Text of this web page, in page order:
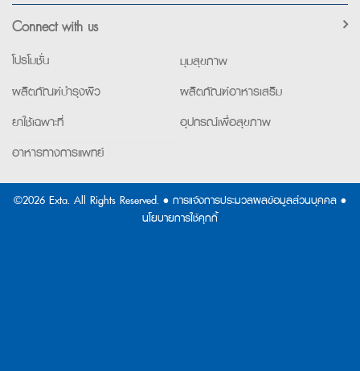
Connect with us
โปรโมชั่น
มุมสุขภาพ
ผลิตภัณฑ์บำรุงผิว
ผลิตภัณฑ์อาหารเสริม
ยาใช้เฉพาะที่
อุปกรณ์เพื่อสุขภาพ
อาหารทางการแพทย์
©2026 Exta. All Rights Reserved. • การแจ้งการประมวลผลข้อมูลส่วนบุคคล •
นโยบายการใช้คุกกี้